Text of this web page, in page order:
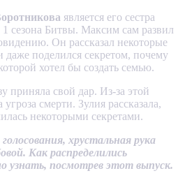
является его сестра
сезона Битвы. Максим сам развил
Он рассказал некоторые
даже поделился секретом, почему
хотел бы создать семью.
приняла свой дар. Из-за этой
смерти. Зулия рассказала,
некоторыми секретами.
хрустальная рука
Как распределились
узнать, посмотрев этот выпуск.